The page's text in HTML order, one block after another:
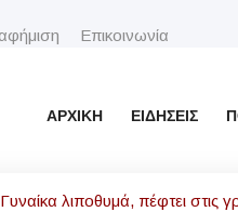
Επικοινωνία
ΑΡΧΙΚΉ ΕΙΔΉΣΕΙΣ
λιποθυμά, πέφτει στις